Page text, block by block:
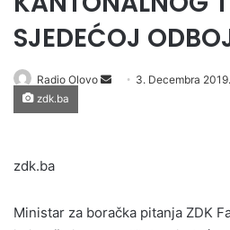
SJEDEĆOJ
Radio Olovo
Send 3. Decembra 2019.
zdk.ba
zdk.ba
Ministar za boračka pitanja ZDK